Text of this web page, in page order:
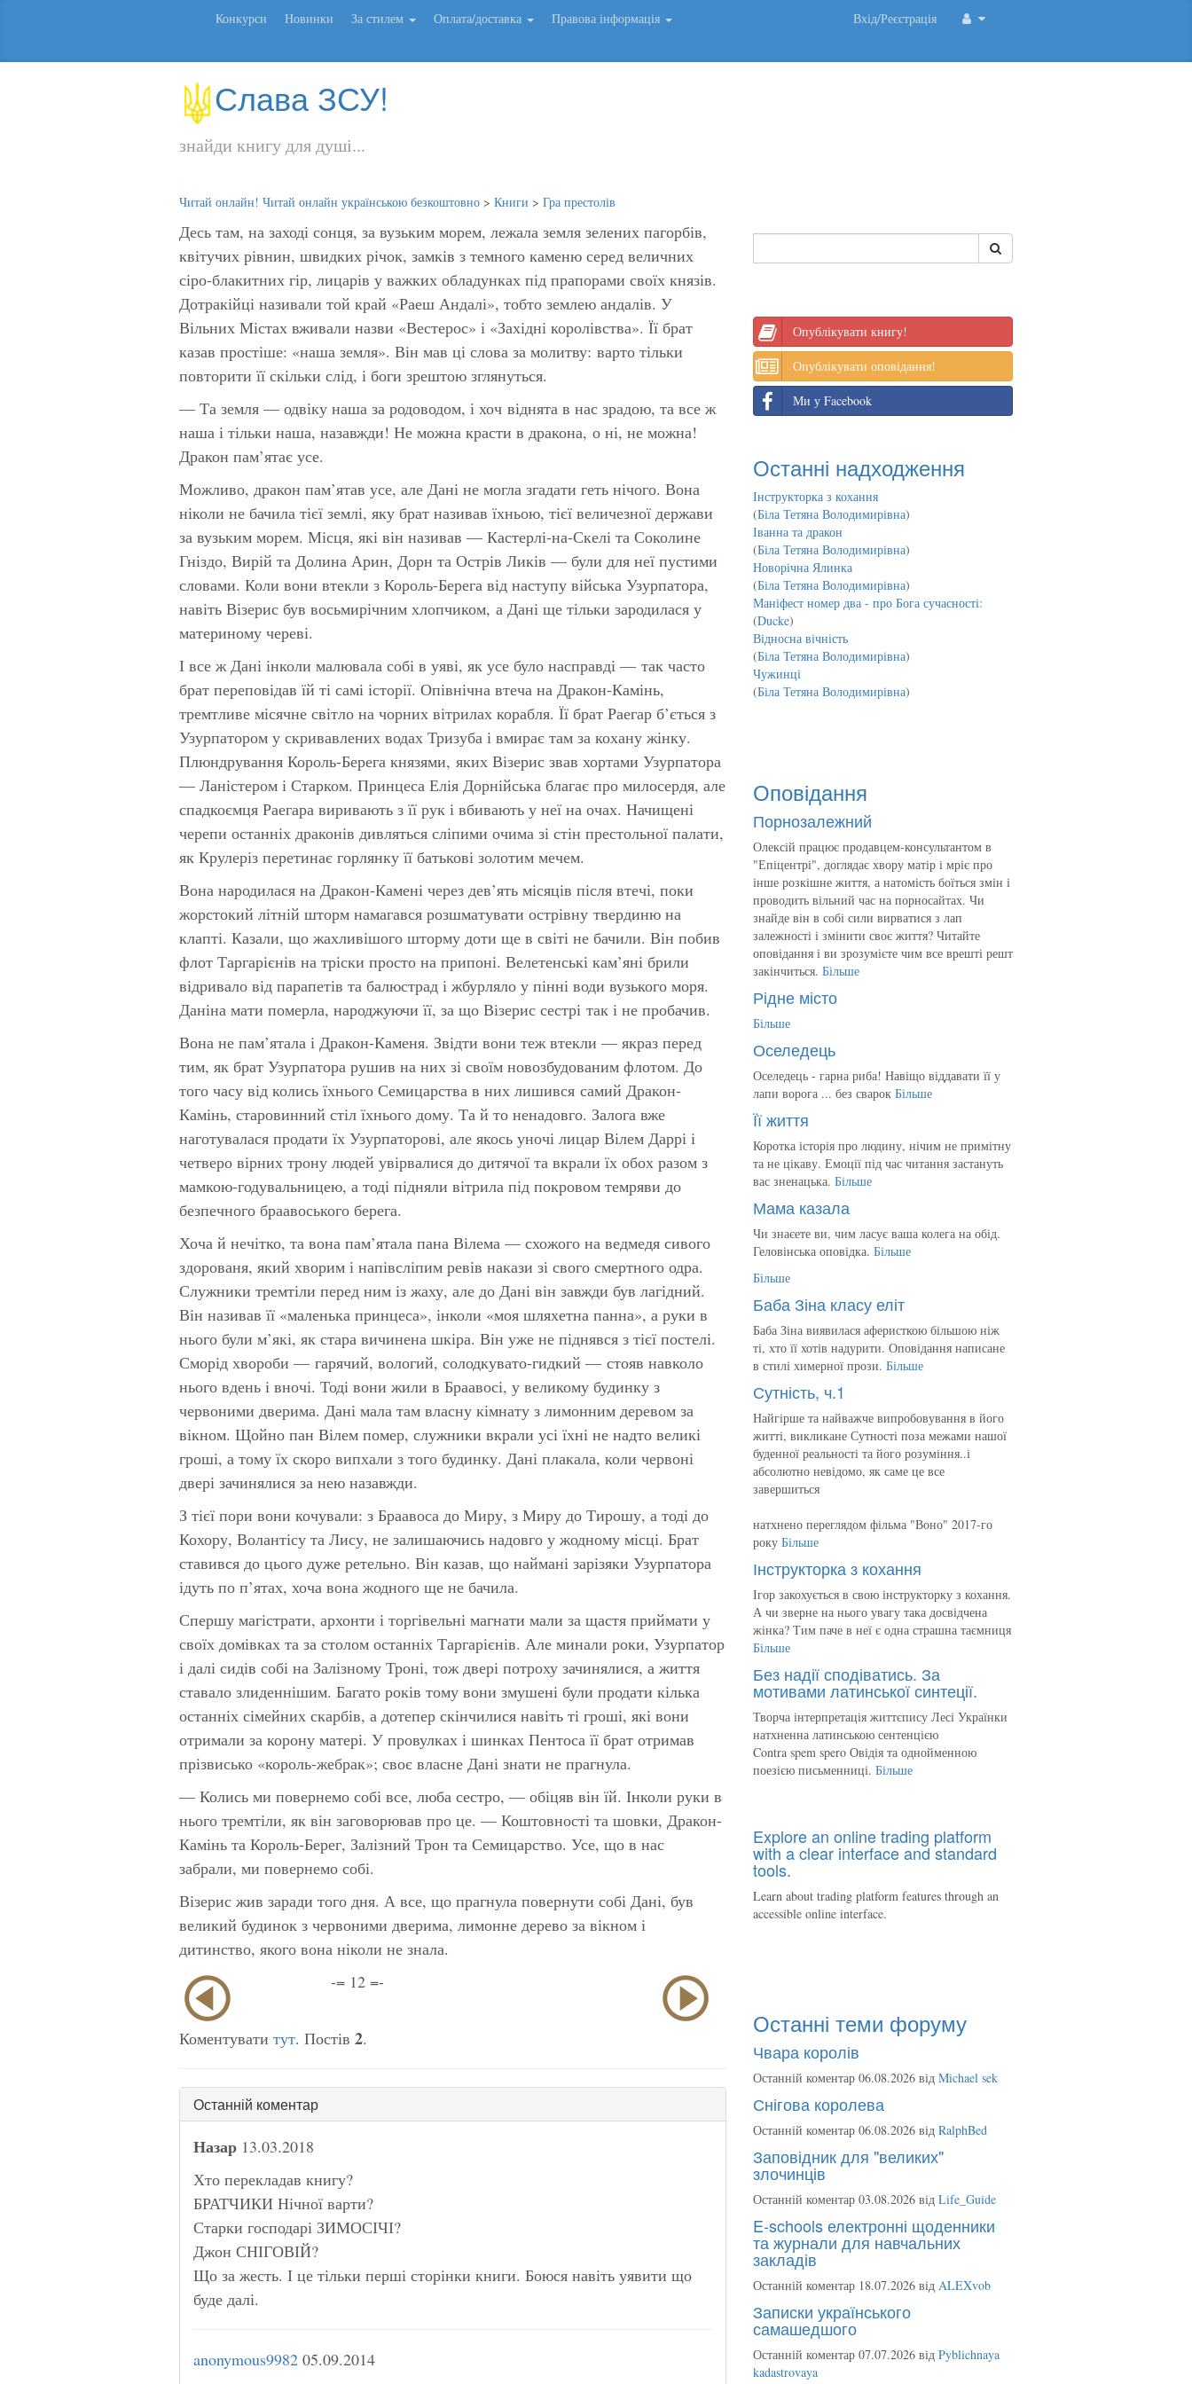
Конкурси Новинки За стилем Оплата/доставка Правова інформація Вхід/Реєстрація
Слава ЗСУ!
знайди книгу для душі...
Читай онлайн! Читай онлайн українською безкоштовно > Книги > Гра престолів
Десь там, на заході сонця, за вузьким морем, лежала земля зелених пагорбів,
квітучих рівнин, швидких річок, замків з темного каменю серед величних
сіро-блакитних гір, лицарів у важких обладунках під прапорами своїх князів.
Дотракійці називали той край «Раеш Андалі», тобто землею андалів. У
Вільних Містах вживали назви «Вестерос» і «Західні королівства». Її брат
казав простіше: «наша земля». Він мав ці слова за молитву: варто тільки
повторити її скільки слід, і боги зрештою зглянуться.
— Та земля — одвіку наша за родоводом, і хоч віднята в нас зрадою, та все ж
наша і тільки наша, назавжди! Не можна красти в дракона, о ні, не можна!
Дракон пам’ятає усе.
Можливо, дракон пам’ятав усе, але Дані не могла згадати геть нічого. Вона
ніколи не бачила тієї землі, яку брат називав їхньою, тієї величезної держави
за вузьким морем. Місця, які він називав — Кастерлі-на-Скелі та Соколине
Гніздо, Вирій та Долина Арин, Дорн та Острів Ликів — були для неї пустими
словами. Коли вони втекли з Король-Берега від наступу війська Узурпатора,
навіть Візерис був восьмирічним хлопчиком, а Дані ще тільки зародилася у
материному череві.
І все ж Дані інколи малювала собі в уяві, як усе було насправді — так часто
брат переповідав їй ті самі історії. Опівнічна втеча на Дракон-Камінь,
тремтливе місячне світло на чорних вітрилах корабля. Її брат Раегар б’ється з
Узурпатором у скривавлених водах Тризуба і вмирає там за кохану жінку.
Плюндрування Король-Берега князями, яких Візерис звав хортами Узурпатора
— Ланістером і Старком. Принцеса Елія Дорнійська благає про милосердя, але
спадкоємця Раегара виривають з її рук і вбивають у неї на очах. Начищені
черепи останніх драконів дивляться сліпими очима зі стін престольної палати,
як Крулеріз перетинає горлянку її батькові золотим мечем.
Вона народилася на Дракон-Камені через дев’ять місяців після втечі, поки
жорстокий літній шторм намагався розшматувати острівну твердиню на
клапті. Казали, що жахливішого шторму доти ще в світі не бачили. Він побив
флот Таргарієнів на тріски просто на припоні. Велетенські кам’яні брили
відривало від парапетів та балюстрад і жбурляло у пінні води вузького моря.
Даніна мати померла, народжуючи її, за що Візерис сестрі так і не пробачив.
Вона не пам’ятала і Дракон-Каменя. Звідти вони теж втекли — якраз перед
тим, як брат Узурпатора рушив на них зі своїм новозбудованим флотом. До
того часу від колись їхнього Семицарства в них лишився самий Дракон-
Камінь, старовинний стіл їхнього дому. Та й то ненадовго. Залога вже
наготувалася продати їх Узурпаторові, але якось уночі лицар Вілем Даррі і
четверо вірних трону людей увірвалися до дитячої та вкрали їх обох разом з
мамкою-годувальницею, а тоді підняли вітрила під покровом темряви до
безпечного браавоського берега.
Хоча й нечітко, та вона пам’ятала пана Вілема — схожого на ведмедя сивого
здорованя, який хворим і напівсліпим ревів накази зі свого смертного одра.
Служники тремтіли перед ним із жаху, але до Дані він завжди був лагідний.
Він називав її «маленька принцеса», інколи «моя шляхетна панна», а руки в
нього були м’які, як стара вичинена шкіра. Він уже не піднявся з тієї постелі.
Сморід хвороби — гарячий, вологий, солодкувато-гидкий — стояв навколо
нього вдень і вночі. Тоді вони жили в Браавосі, у великому будинку з
червоними дверима. Дані мала там власну кімнату з лимонним деревом за
вікном. Щойно пан Вілем помер, служники вкрали усі їхні не надто великі
гроші, а тому їх скоро випхали з того будинку. Дані плакала, коли червоні
двері зачинялися за нею назавжди.
З тієї пори вони кочували: з Браавоса до Миру, з Миру до Тирошу, а тоді до
Кохору, Волантісу та Лису, не залишаючись надовго у жодному місці. Брат
ставився до цього дуже ретельно. Він казав, що наймані зарізяки Узурпатора
ідуть по п’ятах, хоча вона жодного ще не бачила.
Спершу магістрати, архонти і торгівельні магнати мали за щастя приймати у
своїх домівках та за столом останніх Таргарієнів. Але минали роки, Узурпатор
і далі сидів собі на Залізному Троні, тож двері потроху зачинялися, а життя
ставало злиденнішим. Багато років тому вони змушені були продати кілька
останніх сімейних скарбів, а дотепер скінчилися навіть ті гроші, які вони
отримали за корону матері. У провулках і шинках Пентоса її брат отримав
прізвисько «король-жебрак»; своє власне Дані знати не прагнула.
— Колись ми повернемо собі все, люба сестро, — обіцяв він їй. Інколи руки в
нього тремтіли, як він заговорював про це. — Коштовності та шовки, Дракон-
Камінь та Король-Берег, Залізний Трон та Семицарство. Усе, що в нас
забрали, ми повернемо собі.
Візерис жив заради того дня. А все, що прагнула повернути собі Дані, був
великий будинок з червоними дверима, лимонне дерево за вікном і
дитинство, якого вона ніколи не знала.
-= 12 =-
Коментувати тут. Постів 2.
Останній коментар
Назар 13.03.2018
Хто перекладав книгу?
БРАТЧИКИ Нічної варти?
Старки господарі ЗИМОСІЧІ?
Джон СНІГОВІЙ?
Що за жесть. І це тільки перші сторінки книги. Боюся навіть уявити що
буде далі.
anonymous9982 05.09.2014
Опублікувати книгу!
Опублікувати оповідання!
Ми у Facebook
Останні надходження
Інструкторка з кохання
(Біла Тетяна Володимирівна)
Іванна та дракон
(Біла Тетяна Володимирівна)
Новорічна Ялинка
(Біла Тетяна Володимирівна)
Маніфест номер два - про Бога сучасності:
(Ducke)
Відносна вічність
(Біла Тетяна Володимирівна)
Чужинці
(Біла Тетяна Володимирівна)
Оповідання
Порнозалежний
Олексій працює продавцем-консультантом в
"Епіцентрі", доглядає хвору матір і мріє про
інше розкішне життя, а натомість боїться змін і
проводить вільний час на порносайтах. Чи
знайде він в собі сили вирватися з лап
залежності і змінити своє життя? Читайте
оповідання і ви зрозумієте чим все врешті решт
закінчиться. Більше
Рідне місто
Більше
Оселедець
Оселедець - гарна риба! Навіщо віддавати її у
лапи ворога ... без сварок Більше
Її життя
Коротка історія про людину, нічим не примітну
та не цікаву. Емоції під час читання застануть
вас зненацька. Більше
Мама казала
Чи знаєете ви, чим ласує ваша колега на обід.
Геловінська оповідка. Більше
Більше
Баба Зіна класу еліт
Баба Зіна виявилася аферисткою більшою ніж
ті, хто її хотів надурити. Оповідання написане
в стилі химерної прози. Більше
Сутність, ч.1
Найгірше та найважче випробовування в його
житті, викликане Сутності поза межами нашої
буденної реальності та його розуміння..і
абсолютно невідомо, як саме це все
завершиться
натхнено переглядом фільма "Воно" 2017-го
року Більше
Інструкторка з кохання
Ігор закохується в свою інструкторку з кохання.
А чи зверне на нього увагу така досвідчена
жінка? Тим паче в неї є одна страшна таємниця
Більше
Без надії сподіватись. За
мотивами латинської синтеції.
Творча інтерпретація життєпису Лесі Українки
натхненна латинською сентенцією
Contra spem spero Овідія та однойменною
поезією письменниці. Більше
Explore an online trading platform
with a clear interface and standard
tools.
Learn about trading platform features through an
accessible online interface.
Останні теми форуму
Чвара королів
Останній коментар 06.08.2026 від Michael sek
Снігова королева
Останній коментар 06.08.2026 від RalphBed
Заповідник для "великих"
злочинців
Останній коментар 03.08.2026 від Life_Guide
E-schools електронні щоденники
та журнали для навчальних
закладів
Останній коментар 18.07.2026 від ALEXvob
Записки українського
самашедшого
Останній коментар 07.07.2026 від Pyblichnaya
kadastrovaya